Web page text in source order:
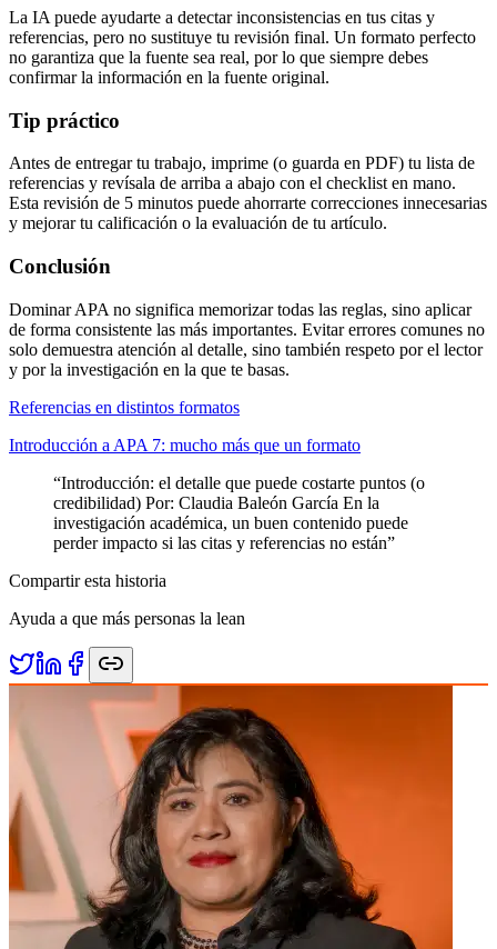
La IA puede ayudarte a detectar inconsistencias en tus citas y
referencias, pero no sustituye tu revisión final. Un formato perfecto
no garantiza que la fuente sea real, por lo que siempre debes
confirmar la información en la fuente original.
Tip práctico
Antes de entregar tu trabajo, imprime (o guarda en PDF) tu lista de
referencias y revísala de arriba a abajo con el checklist en mano.
Esta revisión de 5 minutos puede ahorrarte correcciones innecesarias
y mejorar tu calificación o la evaluación de tu artículo.
Conclusión
Dominar APA no significa memorizar todas las reglas, sino aplicar
de forma consistente las más importantes. Evitar errores comunes no
solo demuestra atención al detalle, sino también respeto por el lector
y por la investigación en la que te basas.
Referencias en distintos formatos
Introducción a APA 7: mucho más que un formato
“Introducción: el detalle que puede costarte puntos (o
credibilidad) Por: Claudia Baleón García En la
investigación académica, un buen contenido puede
perder impacto si las citas y referencias no están”
Compartir esta historia
Ayuda a que más personas la lean